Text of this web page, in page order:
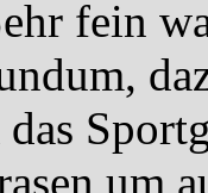
fein
um